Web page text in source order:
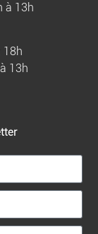
à 13h
18h
13h